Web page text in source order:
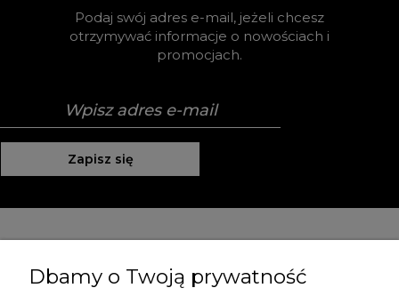
Podaj swój adres e-mail, jeżeli chcesz
otrzymywać informacje o nowościach i
promocjach.
Zapisz się
Moje konto
Dbamy o Twoją prywatność